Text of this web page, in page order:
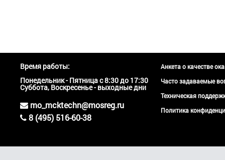
Время работы:
Понедельник - Пятница с 8:30 до 17:30
Суббота, Воскресенье - выходные дни
mo_mcktechn@mosreg.ru
8 (495) 516-60-38
Анкета о качестве
Часто задаваемые
Техническая
Политика